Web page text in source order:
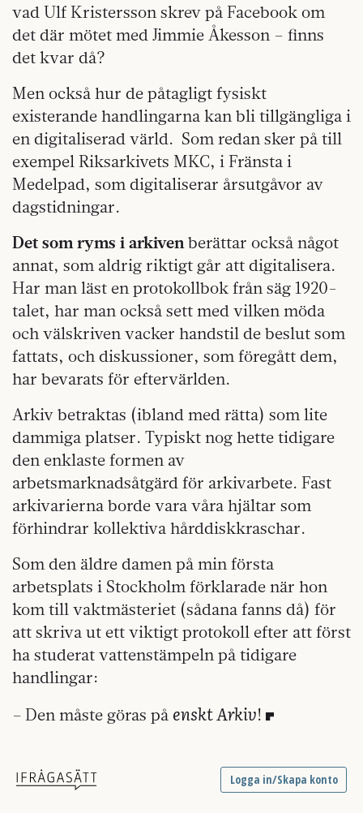
vad Ulf Kristersson skrev på Facebook om
det där mötet med Jimmie Åkesson – finns
det kvar då?
Men också hur de påtagligt fysiskt
existerande handlingarna kan bli tillgängliga i
en digitaliserad värld. Som redan sker på till
exempel Riksarkivets MKC, i Fränsta i
Medelpad, som digitaliserar årsutgåvor av
dagstidningar.
Det som ryms i arkiven berättar också något
annat, som aldrig riktigt går att digitalisera.
Har man läst en protokollbok från säg 1920-
talet, har man också sett med vilken möda
och välskriven vacker handstil de beslut som
fattats, och diskussioner, som föregått dem,
har bevarats för eftervärlden.
Arkiv betraktas (ibland med rätta) som lite
dammiga platser. Typiskt nog hette tidigare
den enklaste formen av
arbetsmarknadsåtgärd för arkivarbete. Fast
arkivarierna borde vara våra hjältar som
förhindrar kollektiva hårddiskkraschar.
Som den äldre damen på min första
arbetsplats i Stockholm förklarade när hon
kom till vaktmästeriet (sådana fanns då) för
att skriva ut ett viktigt protokoll efter att först
ha studerat vattenstämpeln på tidigare
handlingar:
– Den måste göras på enskt Arkiv!